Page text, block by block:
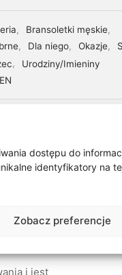
dostępu do
identyfikatory na
Zobacz preferencje
, Bransoletki męskie,
, Dla niego, Okazje,
,
Urodziny/Imieniny
i jest